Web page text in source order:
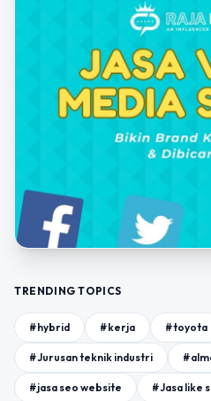
TRENDING TOPICS
#hybrid #kerja #toyota
#Jurusan teknik industri
#jasa seo website #Jasa like